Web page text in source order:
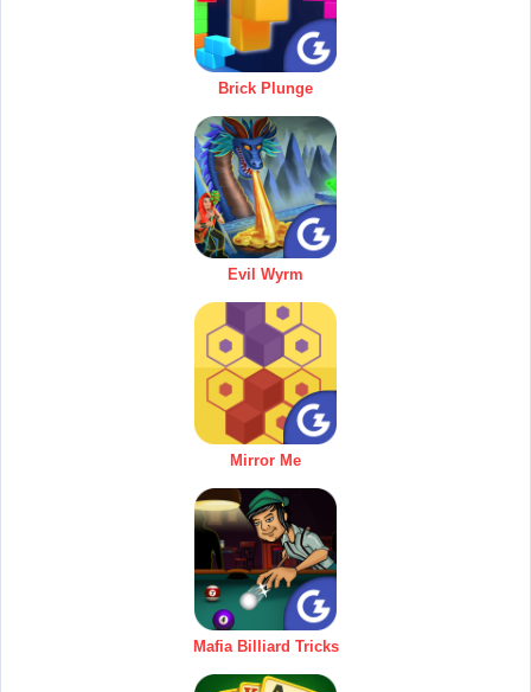
Brick Plunge
Evil Wyrm
Mirror Me
Mafia Billiard Tricks